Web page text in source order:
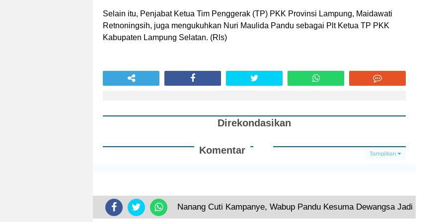
Selain itu, Penjabat Ketua Tim Penggerak (TP) PKK Provinsi Lampung, Maidawati
Retnoningsih, juga mengukuhkan Nuri Maulida Pandu sebagai Plt Ketua TP PKK
Kabupaten Lampung Selatan. (Rls)
Direkondasikan
Komentar Tampilkan
Nanang Cuti Kampanye, Wabup Pandu Kesuma Dewangsa Jadi Plt
Terkini